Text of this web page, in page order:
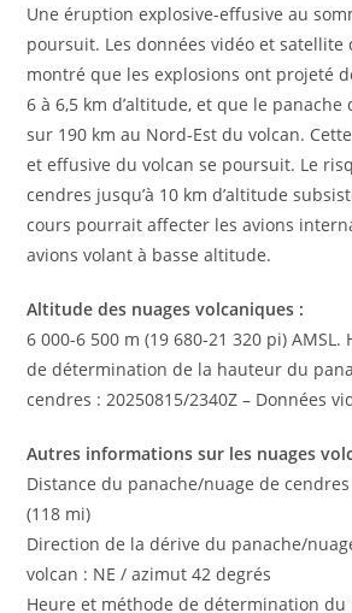
Une éruption explosive-effusive au
poursuit. Les données vidéo et satellite
montré que les explosions ont projeté
6 à 6,5 km d’altitude, et que le panache
sur 190 km au Nord-Est du volcan.
et effusive du volcan se poursuit. Le
cendres jusqu’à 10 km d’altitude
cours pourrait affecter les avions
avions volant à basse altitude.
Altitude des nuages volcaniques :
6 000-6 500 m (19 680-21 320 pi)
de détermination de la hauteur du
cendres : 20250815/2340Z – Données
Autres informations sur les nuages
Distance du panache/nuage de
(118 mi)
Direction de la dérive du panache/
volcan : NE / azimut 42 degrés
Heure et méthode de détermination du